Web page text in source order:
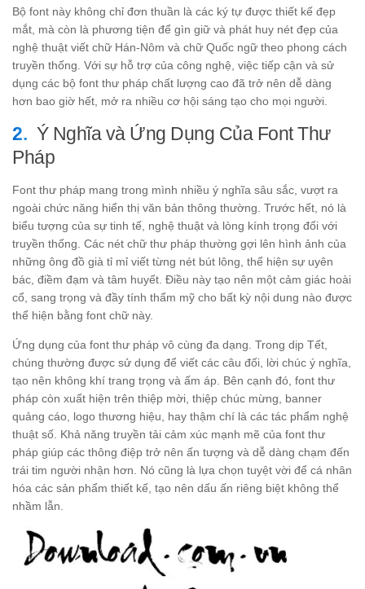
Bộ font này không chỉ đơn thuần là các ký tự được thiết kế đẹp
mắt, mà còn là phương tiện để gìn giữ và phát huy nét đẹp của
nghệ thuật viết chữ Hán-Nôm và chữ Quốc ngữ theo phong cách
truyền thống. Với sự hỗ trợ của công nghệ, việc tiếp cận và sử
dụng các bộ font thư pháp chất lượng cao đã trở nên dễ dàng
hơn bao giờ hết, mở ra nhiều cơ hội sáng tạo cho mọi người.
Ý Nghĩa và Ứng Dụng Của Font Thư
Pháp
Font thư pháp mang trong mình nhiều ý nghĩa sâu sắc, vượt ra
ngoài chức năng hiển thị văn bản thông thường. Trước hết, nó là
biểu tượng của sự tinh tế, nghệ thuật và lòng kính trọng đối với
truyền thống. Các nét chữ thư pháp thường gợi lên hình ảnh của
những ông đồ già tỉ mỉ viết từng nét bút lông, thể hiện sự uyên
bác, điềm đạm và tâm huyết. Điều này tạo nên một cảm giác hoài
cổ, sang trọng và đầy tính thẩm mỹ cho bất kỳ nội dung nào được
thể hiện bằng font chữ này.
Ứng dụng của font thư pháp vô cùng đa dạng. Trong dịp Tết,
chúng thường được sử dụng để viết các câu đối, lời chúc ý nghĩa,
tạo nên không khí trang trọng và ấm áp. Bên cạnh đó, font thư
pháp còn xuất hiện trên thiệp mời, thiệp chúc mừng, banner
quảng cáo, logo thương hiệu, hay thậm chí là các tác phẩm nghệ
thuật số. Khả năng truyền tải cảm xúc mạnh mẽ của font thư
pháp giúp các thông điệp trở nên ấn tượng và dễ dàng chạm đến
trái tim người nhận hơn. Nó cũng là lựa chọn tuyệt vời để cá nhân
hóa các sản phẩm thiết kế, tạo nên dấu ấn riêng biệt không thể
nhầm lẫn.